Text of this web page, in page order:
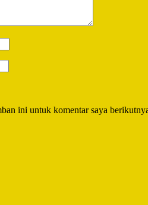
ini untuk komentar saya